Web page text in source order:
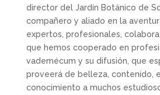
director del Jardín Botánico de
compañero y aliado en la
expertos, profesionales,
que hemos cooperado en
vademécum y su difusión, que
proveerá de belleza, contenido,
conocimiento a muchos